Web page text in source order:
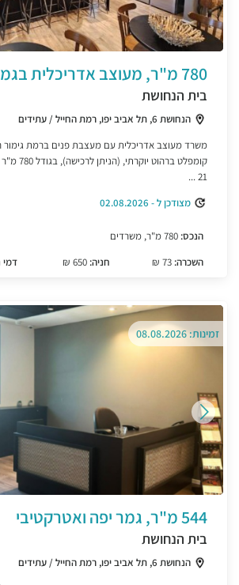
780 מ"ר, מעוצב אדריכלית בגמר הגבוה ...
בית הנחושת
הנחושת 6, תל אביב יפו, רמת החייל / עתידים
משרד מעוצב אדריכלית עם מעצבת פנים ברמת גימור
21 ...
מצודכן ל - 02.08.2026
הנכס:
השכרה:
חניה: דמי
זמינות: 08.08.2026
544 מ"ר, גמר יפה ואטרקטיבי
בית הנחושת
הנחושת 6, תל אביב יפו, רמת החייל / עתידים